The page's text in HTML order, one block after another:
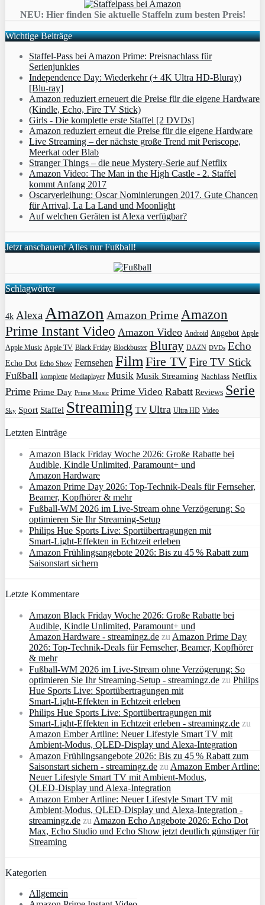
NEU: Hier finden Sie aktuelle Staffeln zum besten Preis!
Wichtige Beiträge
Staffel-Pass bei Amazon Prime: Preisnachlass für
Serienjunkies
Independence Day: Wiederkehr (+ 4K Ultra HD-Bluray)
[Blu-ray]
Amazon reduziert erneuert die Preise für die eigene Hardware
(Kindle, Echo, Fire TV Stick)
Girls - Die komplette erste Staffel [2 DVDs]
Amazon reduziert erneut die Preise für die eigene Hardware
Live Streaming – der nächste große Trend mit Periscope,
Meerkat oder Blab
Stranger Things – die neue Mystery-Serie auf Netflix
Amazon Video: The Man in the High Castle - 2. Staffel
kommt Anfang 2017
Oscarverleihung: Oscar Nominierungen 2017. Gute Chancen
für Arrival, La La Land und Moonlight
Auf welchen Geräten ist Alexa verfügbar?
Jetzt anschauen! Alles nur Fußball!
Schlagwörter
4k AlexaAmazon Amazon PrimeAmazon
Prime Instant Video Amazon Video Android Angebot Apple
Apple Music Apple TV Black Friday Blockbuster Bluray DAZN DVDs Echo
Echo Dot Echo Show Fernsehen FilmFire TVFire TV Stick
Fußball komplette Mediaplayer Musik Musik Streaming Nachlass Netflix
Prime Prime Day Prime Music Prime Video Rabatt Reviews Serie
Sky Sport Staffel Streaming TV Ultra Ultra HD Video
Letzten Einträge
Amazon Black Friday Woche 2026: Große Rabatte bei
Audible, Kindle Unlimited, Paramount+ und
Amazon Hardware
Amazon Prime Day 2026: Top-Technik-Deals für Fernseher,
Beamer, Kopfhörer & mehr
Fußball-WM 2026 im Live-Stream ohne Verzögerung: So
optimieren Sie Ihr Streaming-Setup
Philips Hue Sports Live: Sportübertragungen mit
Smart‑Light‑Effekten in Echtzeit erleben
Amazon Frühlingsangebote 2026: Bis zu 45 % Rabatt zum
Saisonstart sichern
Letzte Kommentare
Amazon Black Friday Woche 2026: Große Rabatte bei
Audible, Kindle Unlimited, Paramount+ und
Amazon Hardware - streamingz.de zuAmazon Prime Day
2026: Top-Technik-Deals für Fernseher, Beamer, Kopfhörer
& mehr
Fußball-WM 2026 im Live-Stream ohne Verzögerung: So
optimieren Sie Ihr Streaming-Setup - streamingz.de zu Philips
Hue Sports Live: Sportübertragungen mit
Smart‑Light‑Effekten in Echtzeit erleben
Philips Hue Sports Live: Sportübertragungen mit
Smart‑Light‑Effekten in Echtzeit erleben - streamingz.de zu
Amazon Ember Artline: Neuer Lifestyle Smart TV mit
Ambient‑Modus, QLED‑Display und Alexa‑Integration
Amazon Frühlingsangebote 2026: Bis zu 45 % Rabatt zum
Saisonstart sichern - streamingz.de zuAmazon Ember Artline:
Neuer Lifestyle Smart TV mit Ambient‑Modus,
QLED‑Display und Alexa‑Integration
Amazon Ember Artline: Neuer Lifestyle Smart TV mit
Ambient‑Modus, QLED‑Display und Alexa‑Integration -
streamingz.de zuAmazon Echo Angebote 2026: Echo Dot
Max, Echo Studio und Echo Show jetzt deutlich günstiger für
Streaming
Kategorien
Allgemein